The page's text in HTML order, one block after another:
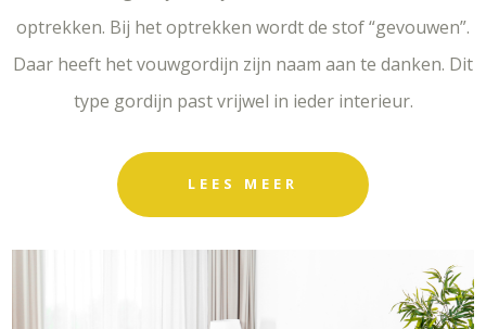
optrekken. Bij het optrekken wordt de stof “gevouwen”.
Daar heeft het vouwgordijn zijn naam aan te danken. Dit
type gordijn past vrijwel in ieder interieur.
LEES MEER